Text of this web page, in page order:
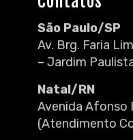
São Paulo/SP
Av. Brg. Faria
– Jardim
Natal/RN
Avenida Afonso
(Atendimento